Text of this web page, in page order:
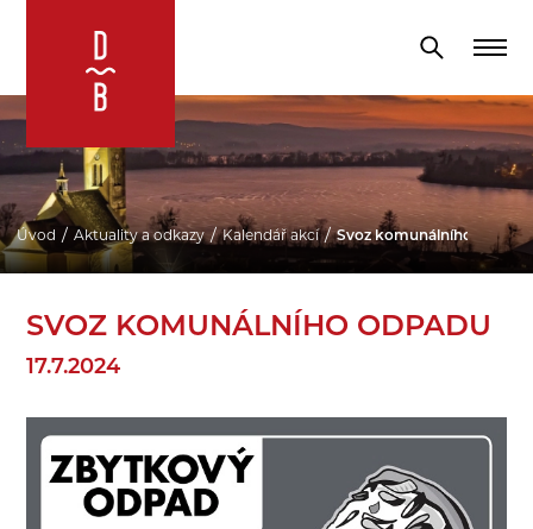
Úvod Aktuality a odkazy Kalendář akcí Svoz komunálního odpadu
SVOZ KOMUNÁLNÍHO ODPADU
17.7.2024